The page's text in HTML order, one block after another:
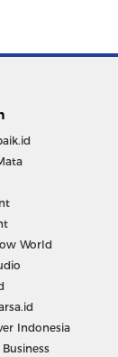
World
Indonesia